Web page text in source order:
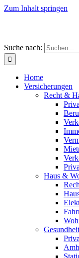
Zum Inhalt springen
Suche nach:
Home
Versicherungen
Recht &
Haus &